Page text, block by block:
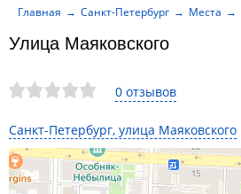
0 отзывов
Санкт-Петербург, улица Маяковского
Улица Маяковского
Главная Санкт-Петербург Места